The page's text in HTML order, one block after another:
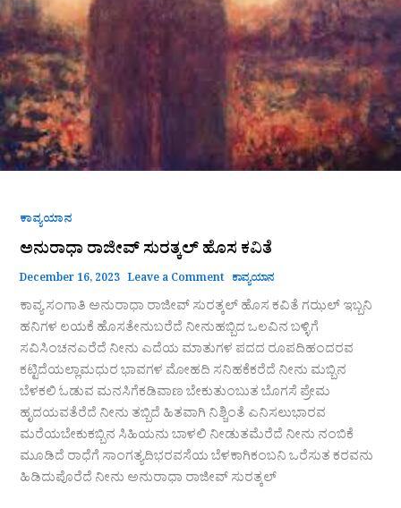
ಕಾವ್ಯಯಾನ
ಅನುರಾಧಾ ರಾಜೀವ್ ಸುರತ್ಕಲ್ ಹೊಸ ಕವಿತೆ
December 16, 2023 Leave a Comment ಕಾವ್ಯಯಾನ
ಕಾವ್ಯ ಸಂಗಾತಿ ಅನುರಾಧಾ ರಾಜೀವ್ ಸುರತ್ಕಲ್ ಹೊಸ ಕವಿತೆ ಗಝಲ್ ಇಬ್ಬನಿ
ಹನಿಗಳ ಲಯಕೆ ಹೊಸತೇನುಬರೆದೆ ನೀನುಹಬ್ಬಿದ ಒಲವಿನ ಬಳ್ಳಿಗೆ
ಸವಿಸಿಂಚನಎರೆದೆ ನೀನು ಎದೆಯ ಮಾತುಗಳ ಪದದ ರೂಪದಿಹಂದರವ
ಕಟ್ಟಿದೆಯಲ್ಲಾಮಧುರ ಭಾವಗಳ ಮೋಹದಿ ಸನಿಹಕೆಕರೆದೆ ನೀನು ಮಬ್ಬಿನ
ಬೆಳಕಲಿ ಓಡುವ ಮನಸಿಗೆಕಡಿವಾಣ ಬೇಕುತುಂಬುತ ಬೊಗಸೆ ಪ್ರೇಮ
ಹೃದಯವತೆರೆದೆ ನೀನು ತಬ್ಬಿದೆ ಹಿತವಾಗಿ ನಿಶ್ಚಿಂತೆ ಎನಿಸಲುಭಾರವ
ಮರೆಯಬೇಕುಕಬ್ಬಿನ ಸಿಹಿಯನು ಬಾಳಲಿ ನೀಡುತಮೆರೆದೆ ನೀನು ನಂಬಿಕೆ
ಮೂಡಿದೆ ರಾಧೆಗೆ ಸಾಂಗತ್ಯದಿಭರವಸೆಯ ಬೆಳಕಾಗಿಕಂಬನಿ ಒರೆಸುತ ಕರವನು
ಹಿಡಿದುಪೊರೆದೆ ನೀನು ಅನುರಾಧಾ ರಾಜೀವ್ ಸುರತ್ಕಲ್